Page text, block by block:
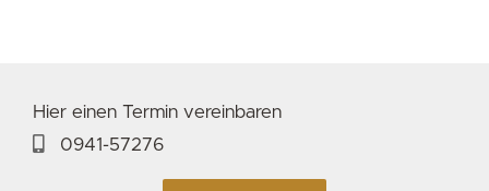
Hier einen Termin vereinbaren
0941-57276